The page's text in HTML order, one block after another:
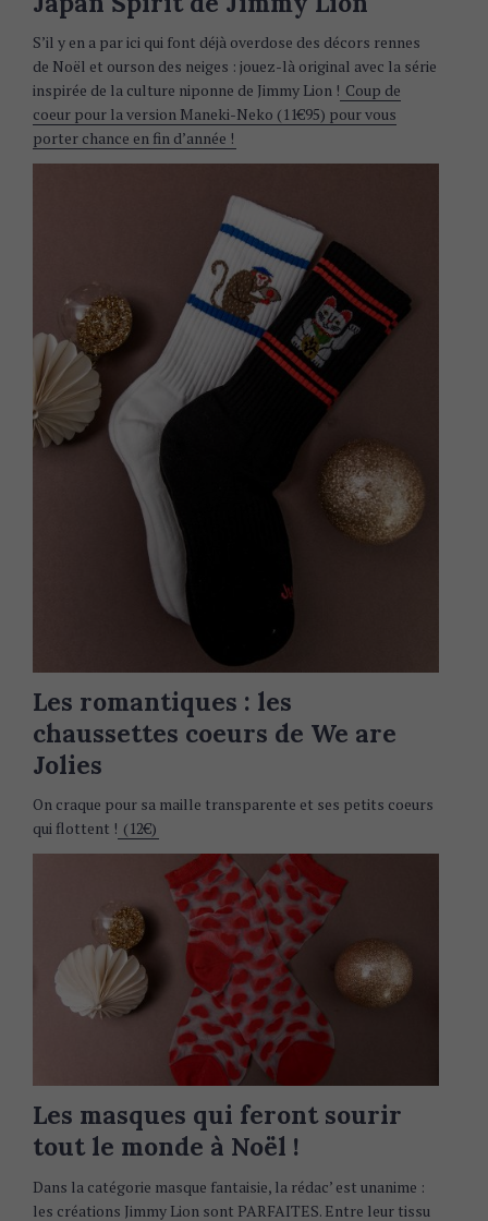
S’il y en a par ici qui font déjà overdose des décors rennes
de Noël et ourson des neiges : jouez-là original avec la série
inspirée de la culture niponne de Jimmy Lion ! Coup de
coeur pour la version Maneki-Neko (11€95) pour vous
porter chance en fin d’année !
Les romantiques : les
chaussettes coeurs de We are
Jolies
On craque pour sa maille transparente et ses petits coeurs
qui flottent ! (12€)
Les masques qui feront sourir
tout le monde à Noël !
Dans la catégorie masque fantaisie, la rédac’ est unanime :
les créations Jimmy Lion sont PARFAITES. Entre leur tissu